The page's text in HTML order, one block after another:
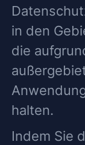
in den
die
halten.
Indem Sie